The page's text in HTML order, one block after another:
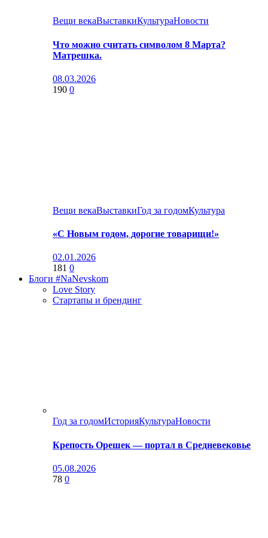
Вещи векаВыставкиКультураНовости
Что можно считать символом 8 Марта?
Матрешка.
08.03.2026
190 0
Вещи векаВыставкиГод за годомКультура
«С Новым годом, дорогие товарищи!»
02.01.2026
181 0
Блоги #NaNevskom
Love Story
Стартапы и брендинг
Год за годомИсторияКультураНовости
Крепость Орешек — портал в Средневековье
05.08.2026
78 0